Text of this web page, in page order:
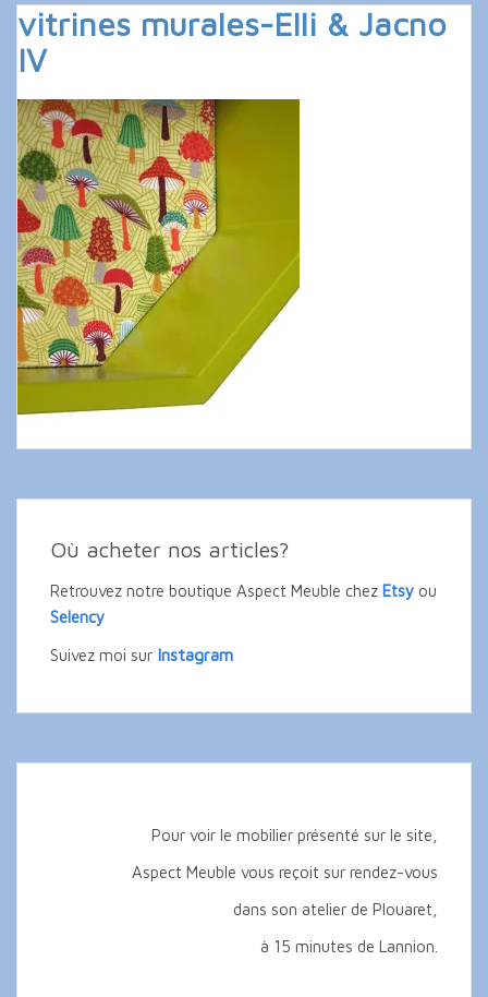
vitrines murales-Elli & Jacno
IV
Où acheter nos articles?
Retrouvez notre boutique Aspect Meuble chez Etsy ou
Selency
Suivez moi sur Instagram
Pour voir le mobilier présenté sur le site,
Aspect Meuble vous reçoit sur rendez-vous
dans son atelier de Plouaret,
à 15 minutes de Lannion.